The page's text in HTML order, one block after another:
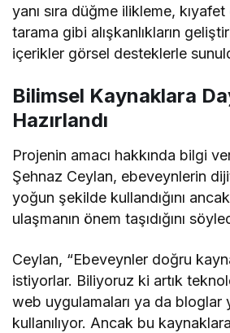
yanı sıra düğme ilikleme,
tarama gibi alışkanlıkların
içerikler görsel desteklerle
Bilimsel Kaynaklara
Hazırlandı
Projenin amacı hakkında bilgi
Şehnaz Ceylan, ebeveynlerin
yoğun şekilde kullandığını
ulaşmanın önem taşıdığını
Ceylan, “Ebeveynler doğru
istiyorlar. Biliyoruz ki artık
web uygulamaları ya da bloglar
kullanılıyor. Ancak bu